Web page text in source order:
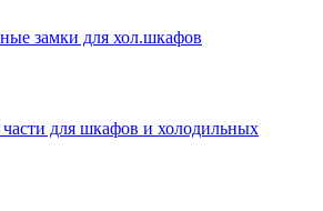
замки для хол.шкафов
для шкафов и холодильных